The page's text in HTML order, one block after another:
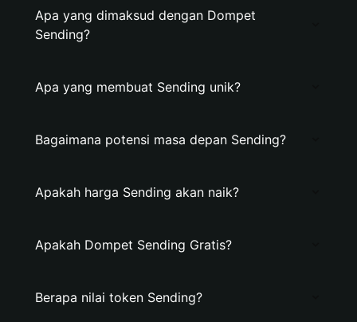
Apa yang dimaksud dengan Dompet
Sending?
Apa yang membuat Sending unik?
Bagaimana potensi masa depan Sending?
Apakah harga Sending akan naik?
Apakah Dompet Sending Gratis?
Berapa nilai token Sending?